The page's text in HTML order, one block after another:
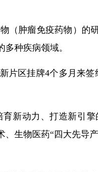
（肿瘤免疫药物）
种疾病领域。
片区挂牌4个多月来
新动力、打造新引
生物医药“四大先导